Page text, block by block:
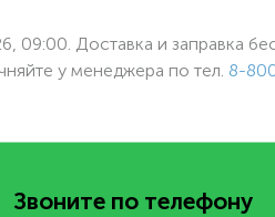
09:00. Доставка и заправка
у менеджера по тел. 8-
Звоните по телефону